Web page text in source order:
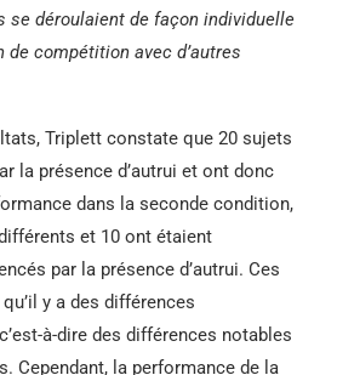
se déroulaient de façon individuelle
compétition avec d’autres
Triplett constate que 20 sujets
la présence d’autrui et ont donc
dans la seconde condition,
et 10 ont étaient
par la présence d’autrui. Ces
y a des différences
à-dire des différences notables
Cependant, la performance de la